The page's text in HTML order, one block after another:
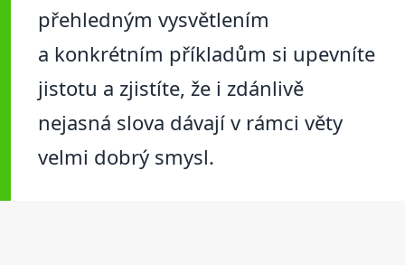
přehledným vysvětlením
a konkrétním příkladům si upevníte
jistotu a zjistíte, že i zdánlivě
nejasná slova dávají v rámci věty
velmi dobrý smysl.